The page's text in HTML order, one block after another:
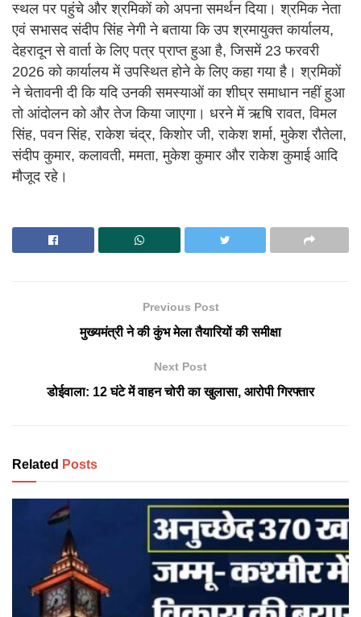
स्थल पर पहुंचे और श्रमिकों को अपना समर्थन दिया। श्रमिक नेता
एवं सभासद संदीप सिंह नेगी ने बताया कि उप श्रमायुक्त कार्यालय,
देहरादून से वार्ता के लिए पत्र प्राप्त हुआ है, जिसमें 23 फरवरी
2026 को कार्यालय में उपस्थित होने के लिए कहा गया है। श्रमिकों
ने चेतावनी दी कि यदि उनकी समस्याओं का शीघ्र समाधान नहीं हुआ
तो आंदोलन को और तेज किया जाएगा। धरने में ऋषि रावत, विमल
सिंह, पवन सिंह, राकेश चंद्र, किशोर जी, राकेश शर्मा, मुकेश रौतेला,
संदीप कुमार, कलावती, ममता, मुकेश कुमार और राकेश कुमाई आदि
मौजूद रहे।
Previous Post
मुख्यमंत्री ने की कुंभ मेला तैयारियों की समीक्षा
Next Post
डोईवाला: 12 घंटे में वाहन चोरी का खुलासा, आरोपी गिरफ्तार
Related Posts